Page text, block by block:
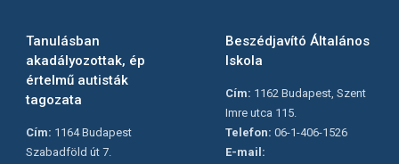
Tanulásban
akadályozottak, ép
értelmű autisták
tagozata
Cím: 1164 Budapest
Szabadföld út 7.
Beszédjavító Általános
Iskola
Cím: 1162 Budapest, Szent
Imre utca 115.
Telefon: 06-1-406-1526
E-mail: